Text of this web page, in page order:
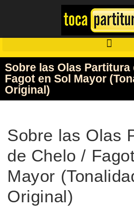
Sobre las Olas Partitura
Fagot en Sol Mayor
Original)
Sobre las Olas
de Chelo /
Mayor
Original)